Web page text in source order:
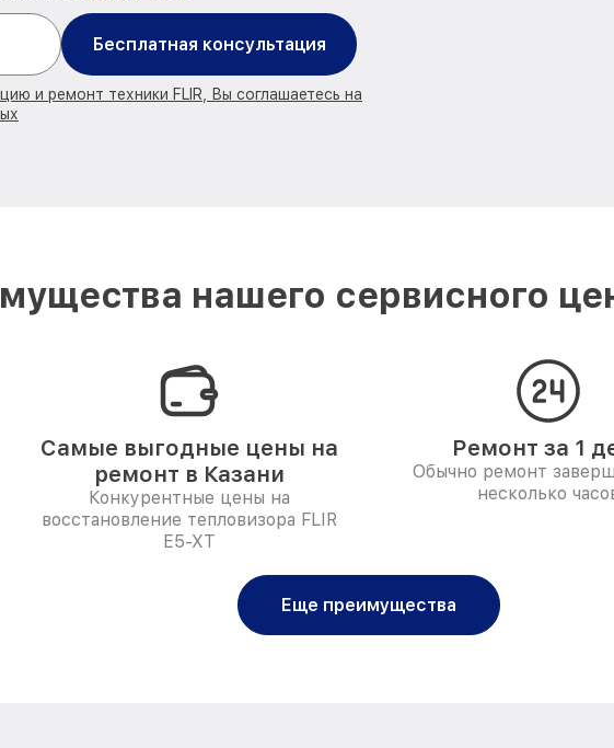
Бесплатная консультация
и ремонт техники FLIR, Вы соглашаетесь на
нашего сервисного
Самые выгодные цены на
ремонт в Казани
Конкурентные цены на
восстановление тепловизора FLIR
E5-XT
Ремонт за 1
Обычно ремонт
несколько
Еще преимущества